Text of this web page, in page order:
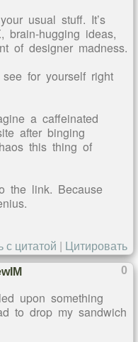
usual stuff. It’s
brain-hugging ideas,
of designer madness.
for yourself right
a caffeinated
after binging
this thing of
the link. Because
с цитатой | Цитировать
0
upon something
to drop my sandwich